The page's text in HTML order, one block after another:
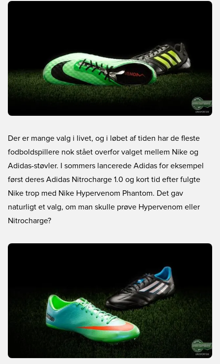
Der er mange valg i livet, og i løbet af tiden har de fleste
fodboldspillere nok stået overfor valget mellem Nike og
Adidas-støvler. I sommers lancerede Adidas for eksempel
først deres Adidas Nitrocharge 1.0 og kort tid efter fulgte
Nike trop med Nike Hypervenom Phantom. Det gav
naturligt et valg, om man skulle prøve Hypervenom eller
Nitrocharge?